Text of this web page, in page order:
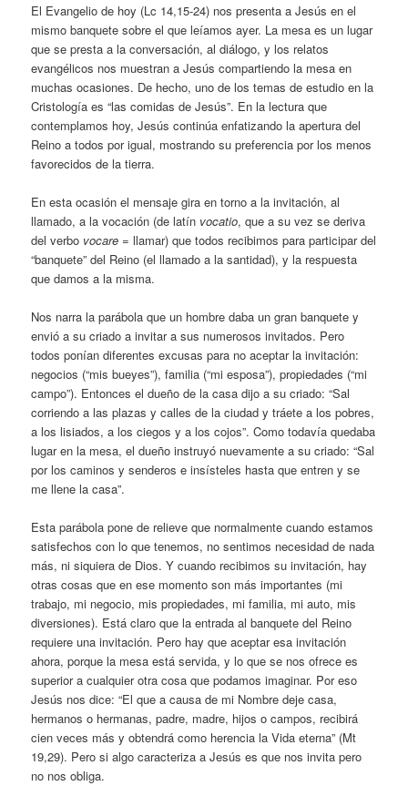
El Evangelio de hoy (Lc 14,15-24) nos presenta a Jesús en el
mismo banquete sobre el que leíamos ayer. La mesa es un lugar
que se presta a la conversación, al diálogo, y los relatos
evangélicos nos muestran a Jesús compartiendo la mesa en
muchas ocasiones. De hecho, uno de los temas de estudio en la
Cristología es “las comidas de Jesús”. En la lectura que
contemplamos hoy, Jesús continúa enfatizando la apertura del
Reino a todos por igual, mostrando su preferencia por los menos
favorecidos de la tierra.
En esta ocasión el mensaje gira en torno a la invitación, al
llamado, a la vocación (de latín vocatio, que a su vez se deriva
del verbo vocare = llamar) que todos recibimos para participar del
“banquete” del Reino (el llamado a la santidad), y la respuesta
que damos a la misma.
Nos narra la parábola que un hombre daba un gran banquete y
envió a su criado a invitar a sus numerosos invitados. Pero
todos ponían diferentes excusas para no aceptar la invitación:
negocios (“mis bueyes”), familia (“mi esposa”), propiedades (“mi
campo”). Entonces el dueño de la casa dijo a su criado: “Sal
corriendo a las plazas y calles de la ciudad y tráete a los pobres,
a los lisiados, a los ciegos y a los cojos”. Como todavía quedaba
lugar en la mesa, el dueño instruyó nuevamente a su criado: “Sal
por los caminos y senderos e insísteles hasta que entren y se
me llene la casa”.
Esta parábola pone de relieve que normalmente cuando estamos
satisfechos con lo que tenemos, no sentimos necesidad de nada
más, ni siquiera de Dios. Y cuando recibimos su invitación, hay
otras cosas que en ese momento son más importantes (mi
trabajo, mi negocio, mis propiedades, mi familia, mi auto, mis
diversiones). Está claro que la entrada al banquete del Reino
requiere una invitación. Pero hay que aceptar esa invitación
ahora, porque la mesa está servida, y lo que se nos ofrece es
superior a cualquier otra cosa que podamos imaginar. Por eso
Jesús nos dice: “El que a causa de mi Nombre deje casa,
hermanos o hermanas, padre, madre, hijos o campos, recibirá
cien veces más y obtendrá como herencia la Vida eterna” (Mt
19,29). Pero si algo caracteriza a Jesús es que nos invita pero
no nos obliga.